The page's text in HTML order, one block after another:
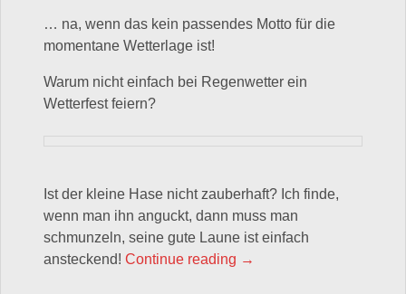
… na, wenn das kein passendes Motto für die
momentane Wetterlage ist!
Warum nicht einfach bei Regenwetter ein
Wetterfest feiern?
Ist der kleine Hase nicht zauberhaft? Ich finde,
wenn man ihn anguckt, dann muss man
schmunzeln, seine gute Laune ist einfach
ansteckend! Continue reading „Wetterfest – Lass uns
→